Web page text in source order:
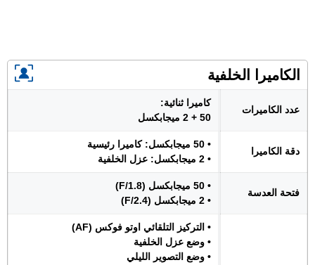
الكاميرا الخلفية
عدد الكاميرات
كاميرا ثنائية:
50 + 2 ميجابكسل
دقة الكاميرا
• 50 ميجابكسل: كاميرا رئيسية
• 2 ميجابكسل: عزل الخلفية
فتحة العدسة
• 50 ميجابكسل (F/1.8)
• 2 ميجابكسل (F/2.4)
• التركيز التلقائي اوتو فوكس (AF)
• وضع عزل الخلفية
• وضع التصوير الليلي